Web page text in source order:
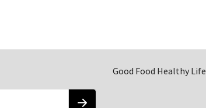
Good Food Healthy Life